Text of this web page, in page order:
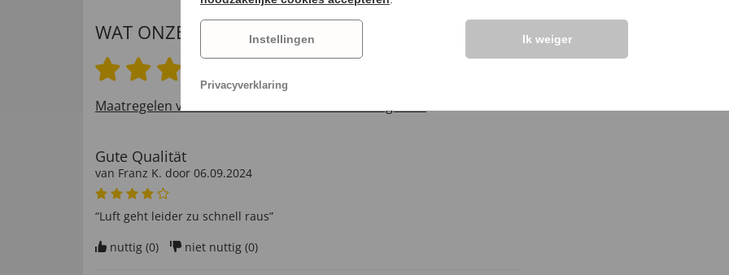
WAT ONZE INTERNATIONALE KLANTEN ZEGGEN
Maatregelen voor het verifiëren van beoordelingen >>
Gute Qualität
van Franz K. door 06.09.2024
“Luft geht leider zu schnell raus”
nuttig (0) niet nuttig (0)
UW
Instellingen Ik weiger
Privacyverklaring